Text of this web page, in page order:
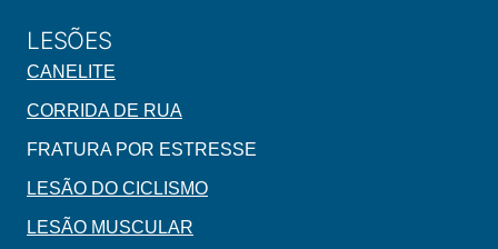
LESÕES
CANELITE
CORRIDA DE RUA
FRATURA POR ESTRESSE
LESÃO DO CICLISMO
LESÃO MUSCULAR